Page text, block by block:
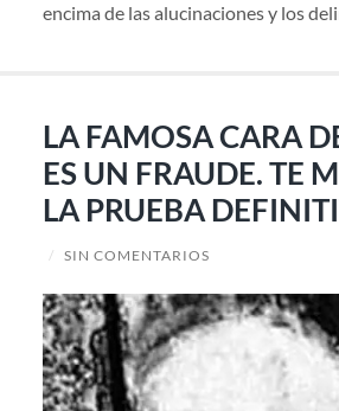
encima de las alucinaciones y los
LA FAMOSA CARA
ES UN FRAUDE. TE
LA PRUEBA
/ SIN COMENTARIOS